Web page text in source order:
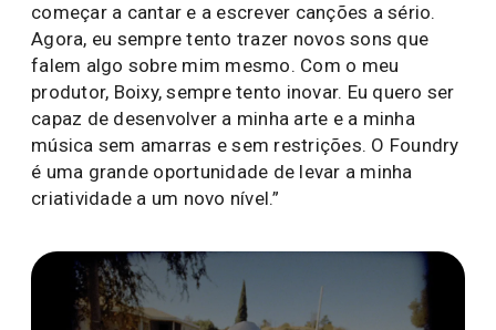
começar a cantar e a escrever canções a sério.
Agora, eu sempre tento trazer novos sons que
falem algo sobre mim mesmo. Com o meu
produtor, Boixy, sempre tento inovar. Eu quero ser
capaz de desenvolver a minha arte e a minha
música sem amarras e sem restrições. O Foundry
é uma grande oportunidade de levar a minha
criatividade a um novo nível.”